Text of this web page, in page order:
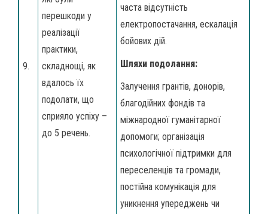
9.
перешкоди у
реалізації
практики,
складнощі, як
вдалось їх
подолати, що
сприяло успіху –
до 5 речень.
часта відсутність
електропостачання, ескалація
бойових дій.
Шляхи подолання:
Залучення грантів, донорів,
благодійних фондів та
міжнародної гуманітарної
допомоги; організація
психологічної підтримки для
переселенців та громади,
постійна комунікація для
уникнення упереджень чи